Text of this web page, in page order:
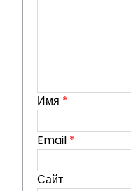
Имя *
Email *
Сайт